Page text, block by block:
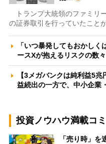
トランプ大統領のファミリ
の証券取引を行っていたこと
「いつ暴発してもおかし
ースXが抱えるリスクの数
【3メガバンクは純利益5
益続出の一方で、中小企業
投資ノウハウ満載コ
「売り時」